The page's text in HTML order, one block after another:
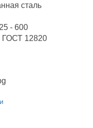
сталь
- 600
ГОСТ 12820